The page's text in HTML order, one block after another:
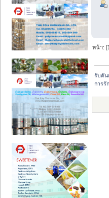
หน้า: [
รับดัน
การรั